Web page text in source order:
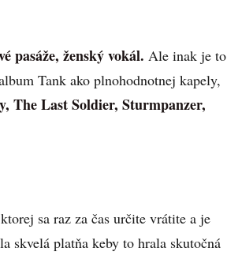
pasáže, ženský vokál. Ale inak je to
Tank ako plnohodnotnej kapely,
The Last Soldier, Sturmpanzer,
sa raz za čas určite vrátite a je
skvelá platňa keby to hrala skutočná